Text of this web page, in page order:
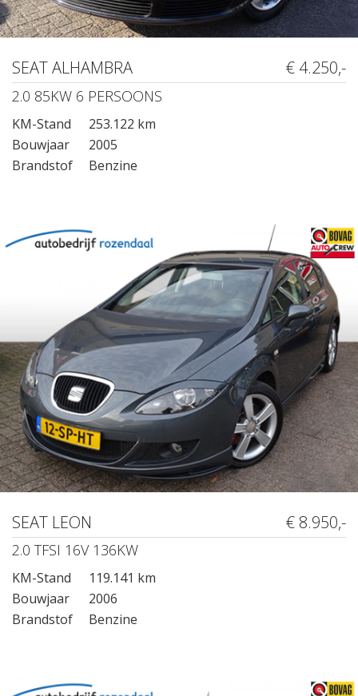
SEAT ALHAMBRA € 4.250,-
2.0 85KW 6 PERSOONS
KM-Stand
253.122 km
Bouwjaar
2005
Brandstof
Benzine
SEAT LEON € 8.950,-
2.0 TFSI 16V 136KW
KM-Stand
119.141 km
Bouwjaar
2006
Brandstof
Benzine